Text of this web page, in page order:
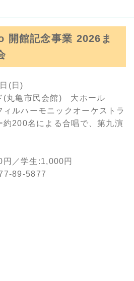
開館記念事業 2026ま
(日)
(丸亀市民会館) 大ホール
ィルハーモニックオーケストラ
約200名による合唱で、第九演
円／学生:1,000円
89-5877